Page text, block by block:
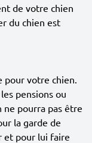
de votre chien
du chien est
pour votre chien.
pensions ou
pourra pas être
la garde de
et pour lui faire